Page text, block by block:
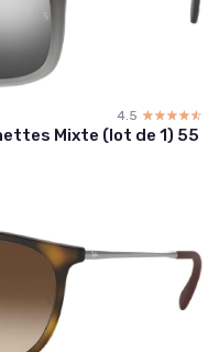
4.5 ☆☆☆☆☆
★★★★★
Mixte (lot de 1) 55